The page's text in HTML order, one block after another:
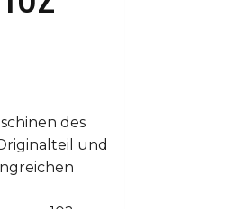
des
und